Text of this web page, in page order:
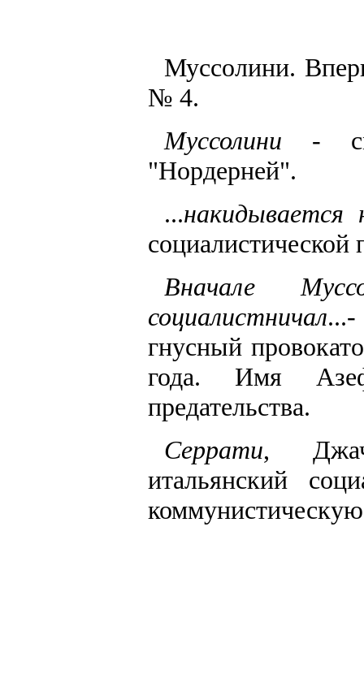
Муссолини.
№ 4.
Муссолини -
"Нордерней".
...
социалистической
Вначале
социалистничал
гнусный
года. Имя
предательства.
Серрати,
итальянский